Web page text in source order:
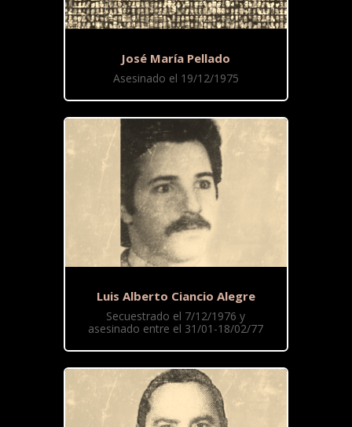
José María Pellado
Asesinado el 19/12/1975
Luis Alberto Ciancio Alegre
Secuestrado el 7/12/1976 y
asesinado entre el 31/01-18/02/77